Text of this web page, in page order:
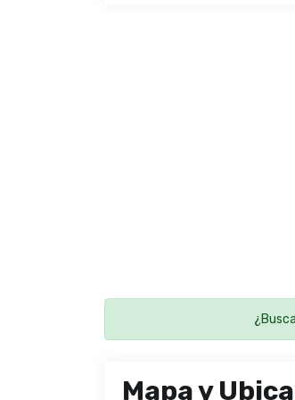
Mapa y